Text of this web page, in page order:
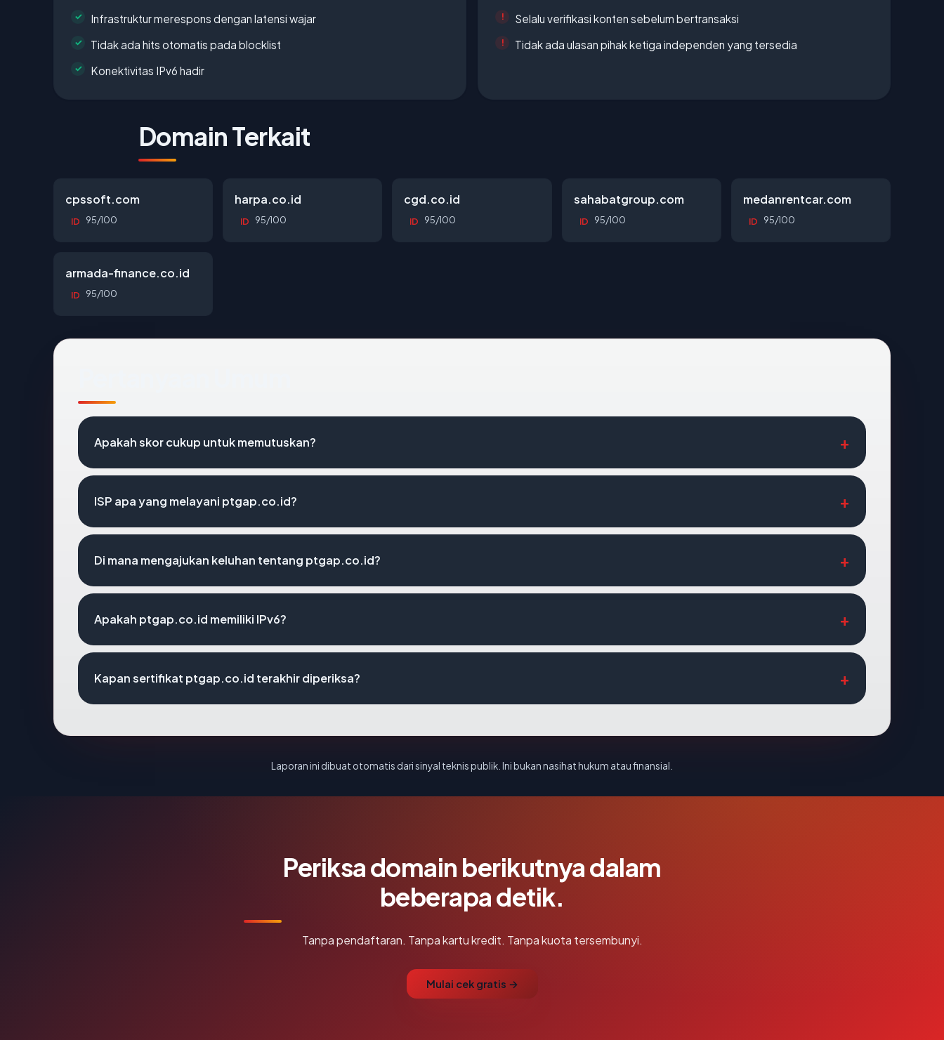
Infrastruktur merespons dengan latensi wajar
Tidak ada hits otomatis pada blocklist
Konektivitas IPv6 hadir
Selalu verifikasi konten sebelum bertransaksi
Tidak ada ulasan pihak ketiga independen yang tersedia
Domain Terkait
cpssoft.com
ID 95/100
harpa.co.id
ID 95/100
cgd.co.id
ID 95/100
sahabatgroup.com
ID 95/100
medanrentcar.com
ID 95/100
armada-finance.co.id
ID 95/100
Apakah skor cukup untuk memutuskan?
ISP apa yang melayani ptgap.co.id?
Di mana mengajukan keluhan tentang ptgap.co.id?
Apakah ptgap.co.id memiliki IPv6?
Kapan sertifikat ptgap.co.id terakhir diperiksa?
Laporan ini dibuat otomatis dari sinyal teknis publik. Ini bukan nasihat hukum atau finansial.
Periksa domain berikutnya dalam
beberapa detik.
Tanpa pendaftaran. Tanpa kartu kredit. Tanpa kuota tersembunyi.
Mulai cek gratis →